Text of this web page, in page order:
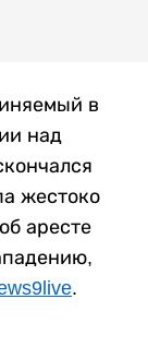
в
над
жестоко
аресте
.